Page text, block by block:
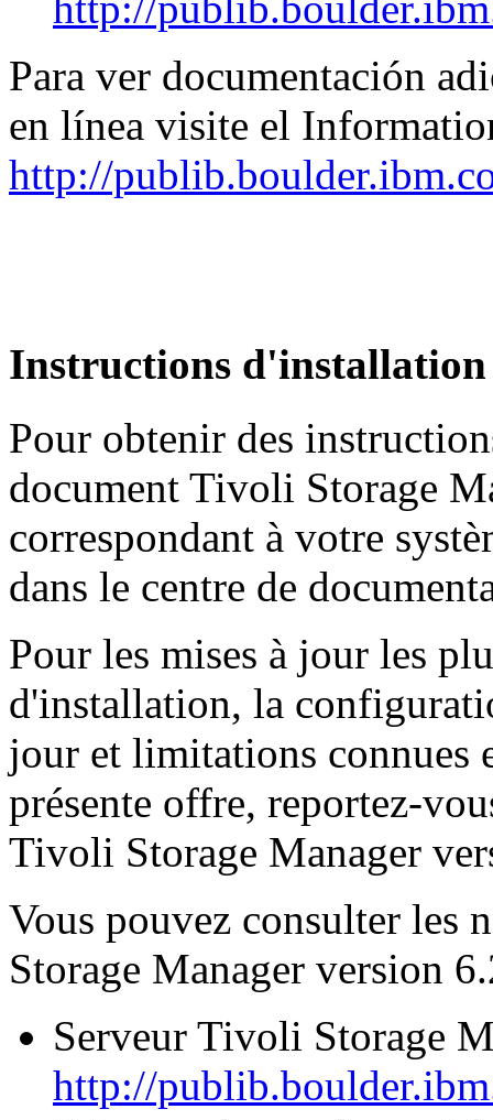
Para ver documentación
en línea visite el
http://
Instructions d'installation
Pour obtenir des
document Tivoli Storage
correspondant à votre
dans le centre de
Pour les mises à jour les
d'installation, la
jour et limitations connues
présente offre, reportez-
Tivoli Storage Manager
Vous pouvez consulter les
Storage Manager version
Serveur Tivoli Storage
http://